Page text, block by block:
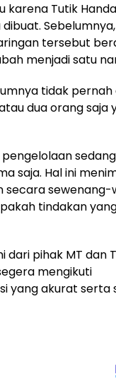
karena Tutik
tersebut
menjadi satu
tidak pernah
dua orang saja
saja. Hal ini
secara sewenang-
tindakan
pihak MT dan
mengikuti
yang akurat serta